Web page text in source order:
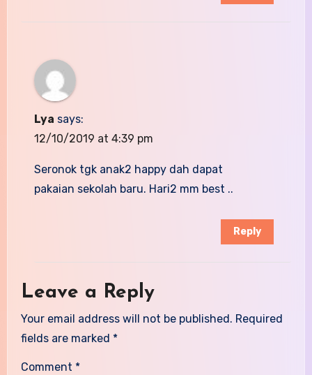
Lya says:
12/10/2019 at 4:39 pm
Seronok tgk anak2 happy dah dapat
pakaian sekolah baru. Hari2 mm best ..
Reply
Leave a Reply
Your email address will not be published. Required
fields are marked *
Comment *